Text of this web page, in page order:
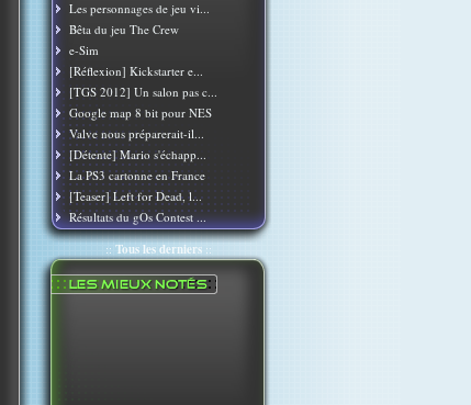
Les personnages de jeu vi...
Bêta du jeu The Crew
e-Sim
[Réflexion] Kickstarter e...
[TGS 2012] Un salon pas c...
Google map 8 bit pour NES
Valve nous préparerait-il...
[Détente] Mario s'échapp...
La PS3 cartonne en France
[Teaser] Left for Dead, l...
Résultats du gOs Contest ...
:: Tous les derniers::